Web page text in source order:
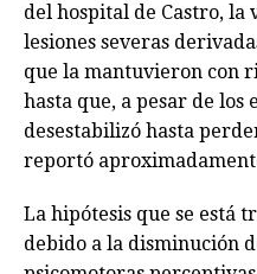
del hospital de Castro,
lesiones severas
que la mantuvieron con
hasta que, a pesar de los
desestabilizó hasta
reportó
La hipótesis que se está
debido a la disminución